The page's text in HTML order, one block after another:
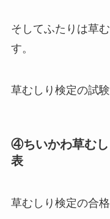
そしてふたりは草
す。
草むしり検定の試
④ちいかわ草むし
表
草むしり検定の合